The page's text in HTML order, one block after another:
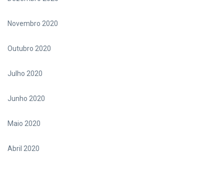
Novembro 2020
Outubro 2020
Julho 2020
Junho 2020
Maio 2020
Abril 2020